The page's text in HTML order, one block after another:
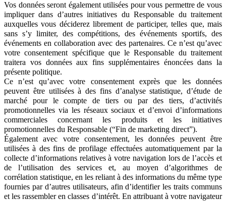
Vos données seront également utilisées pour vous permettre de vous
impliquer dans d’autres initiatives du Responsable du traitement
auxquelles vous déciderez librement de participer, telles que, mais
sans s’y limiter, des compétitions, des événements sportifs, des
événements en collaboration avec des partenaires. Ce n’est qu’avec
votre consentement spécifique que le Responsable du traitement
traitera vos données aux fins supplémentaires énoncées dans la
présente politique.
Ce n’est qu’avec votre consentement exprès que les données
peuvent être utilisées à des fins d’analyse statistique, d’étude de
marché pour le compte de tiers ou par des tiers, d’activités
promotionnelles via les réseaux sociaux et d’envoi d’informations
commerciales concernant les produits et les initiatives
promotionnelles du Responsable (“Fin de marketing direct”).
Également avec votre consentement, les données peuvent être
utilisées à des fins de profilage effectuées automatiquement par la
collecte d’informations relatives à votre navigation lors de l’accès et
de l’utilisation des services et, au moyen d’algorithmes de
corrélation statistique, en les reliant à des informations du même type
fournies par d’autres utilisateurs, afin d’identifier les traits communs
et les rassembler en classes d’intérêt. En attribuant à votre navigateur